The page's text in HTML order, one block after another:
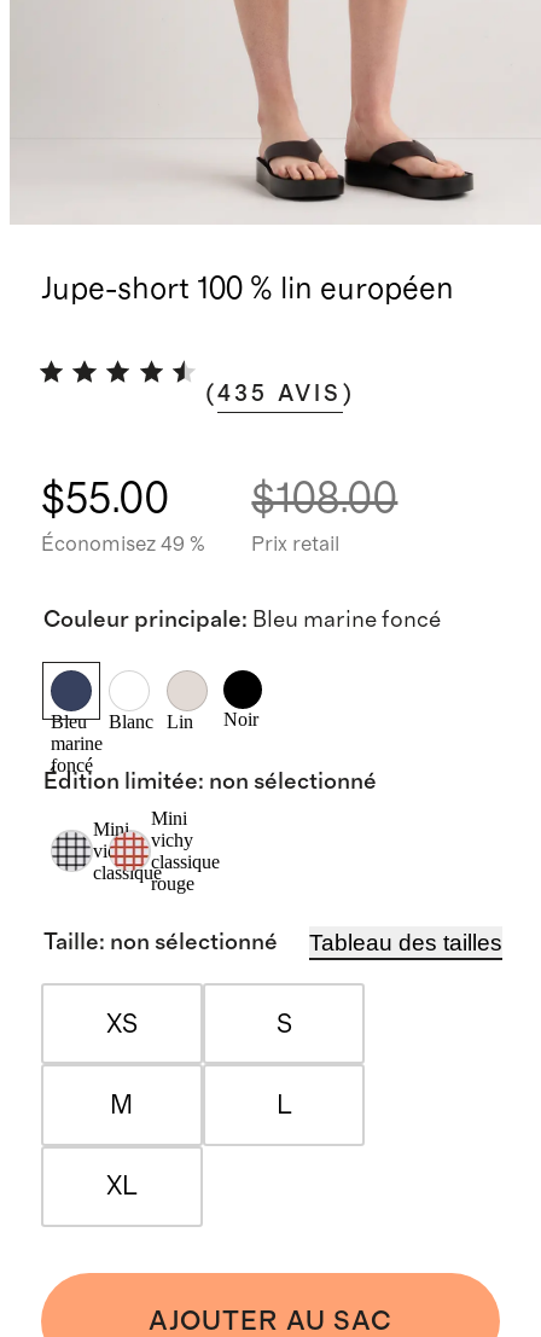
Jupe-short 100 % lin européen
(435 AVIS )
$55.00
Économisez 49 %
$108.00
Prix retail
Couleur principale: Bleu marine foncé
Bleu
marine
foncé
Blanc Lin Noir
Édition limitée: non sélectionné
Mini
vichy
classique
Mini
vichy
classique
rouge
Taille: non sélectionné Tableau des tailles
XS S
M L
XL
AJOUTER AU SAC